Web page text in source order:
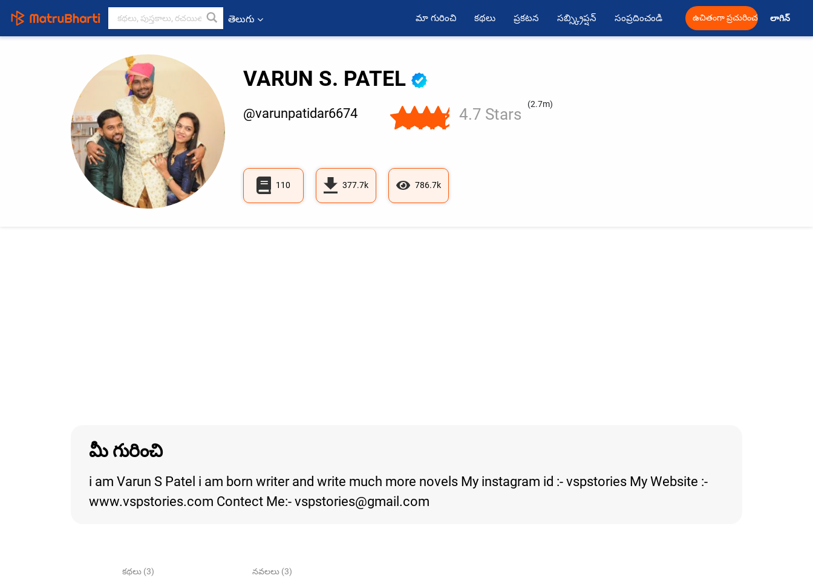
తెలుగు మా గురించి కథలు ప్రకటన సబ్స్క్రిప్షన్ సంప్రదించండి ఉచితంగా ప్రచురించండి లాగిన్
VARUN S. PATEL
@varunpatidar6674 4.7 Stars
(2.7m)
110 377.7k 786.7k
మీ గురించి
i am Varun S Patel i am born writer and write much more novels My instagram id :- vspstories My Website :-
www.vspstories.com Contect Me:- vspstories@gmail.com
కథలు (3) నవలలు (3)